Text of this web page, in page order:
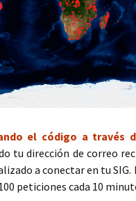
el código a través
tu dirección de correo
a conectar en tu SIG.
peticiones cada 10